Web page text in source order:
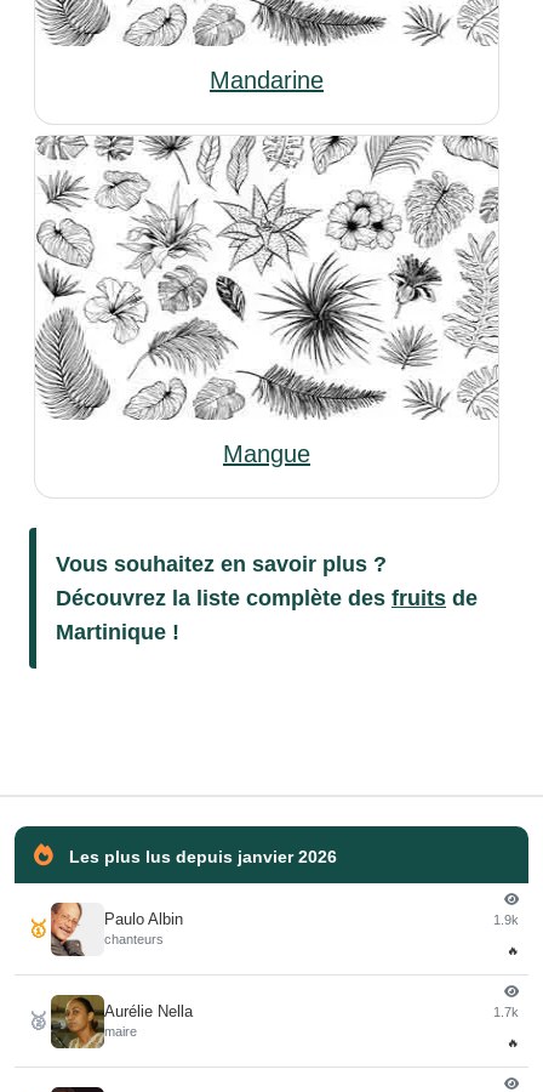
Mandarine
Mangue
Vous souhaitez en savoir plus ?
Découvrez la liste complète des fruits de
Martinique !
Les plus lus depuis janvier 2026
🥇 Paulo Albin
chanteurs
1.9k
🔥
🥈 Aurélie Nella
maire
1.7k
🔥